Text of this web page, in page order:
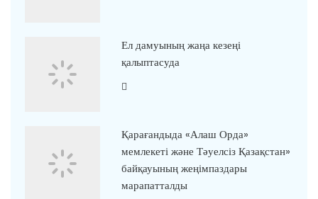
Ел дамуының жаңа кезеңі
қалыптасуда
Қарағандыда «Алаш Орда»
мемлекеті және Тәуелсіз Қазақстан»
байқауының жеңімпаздары
марапатталды